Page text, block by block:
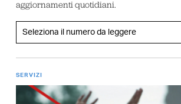
aggiornamenti quotidiani.
SERVIZI